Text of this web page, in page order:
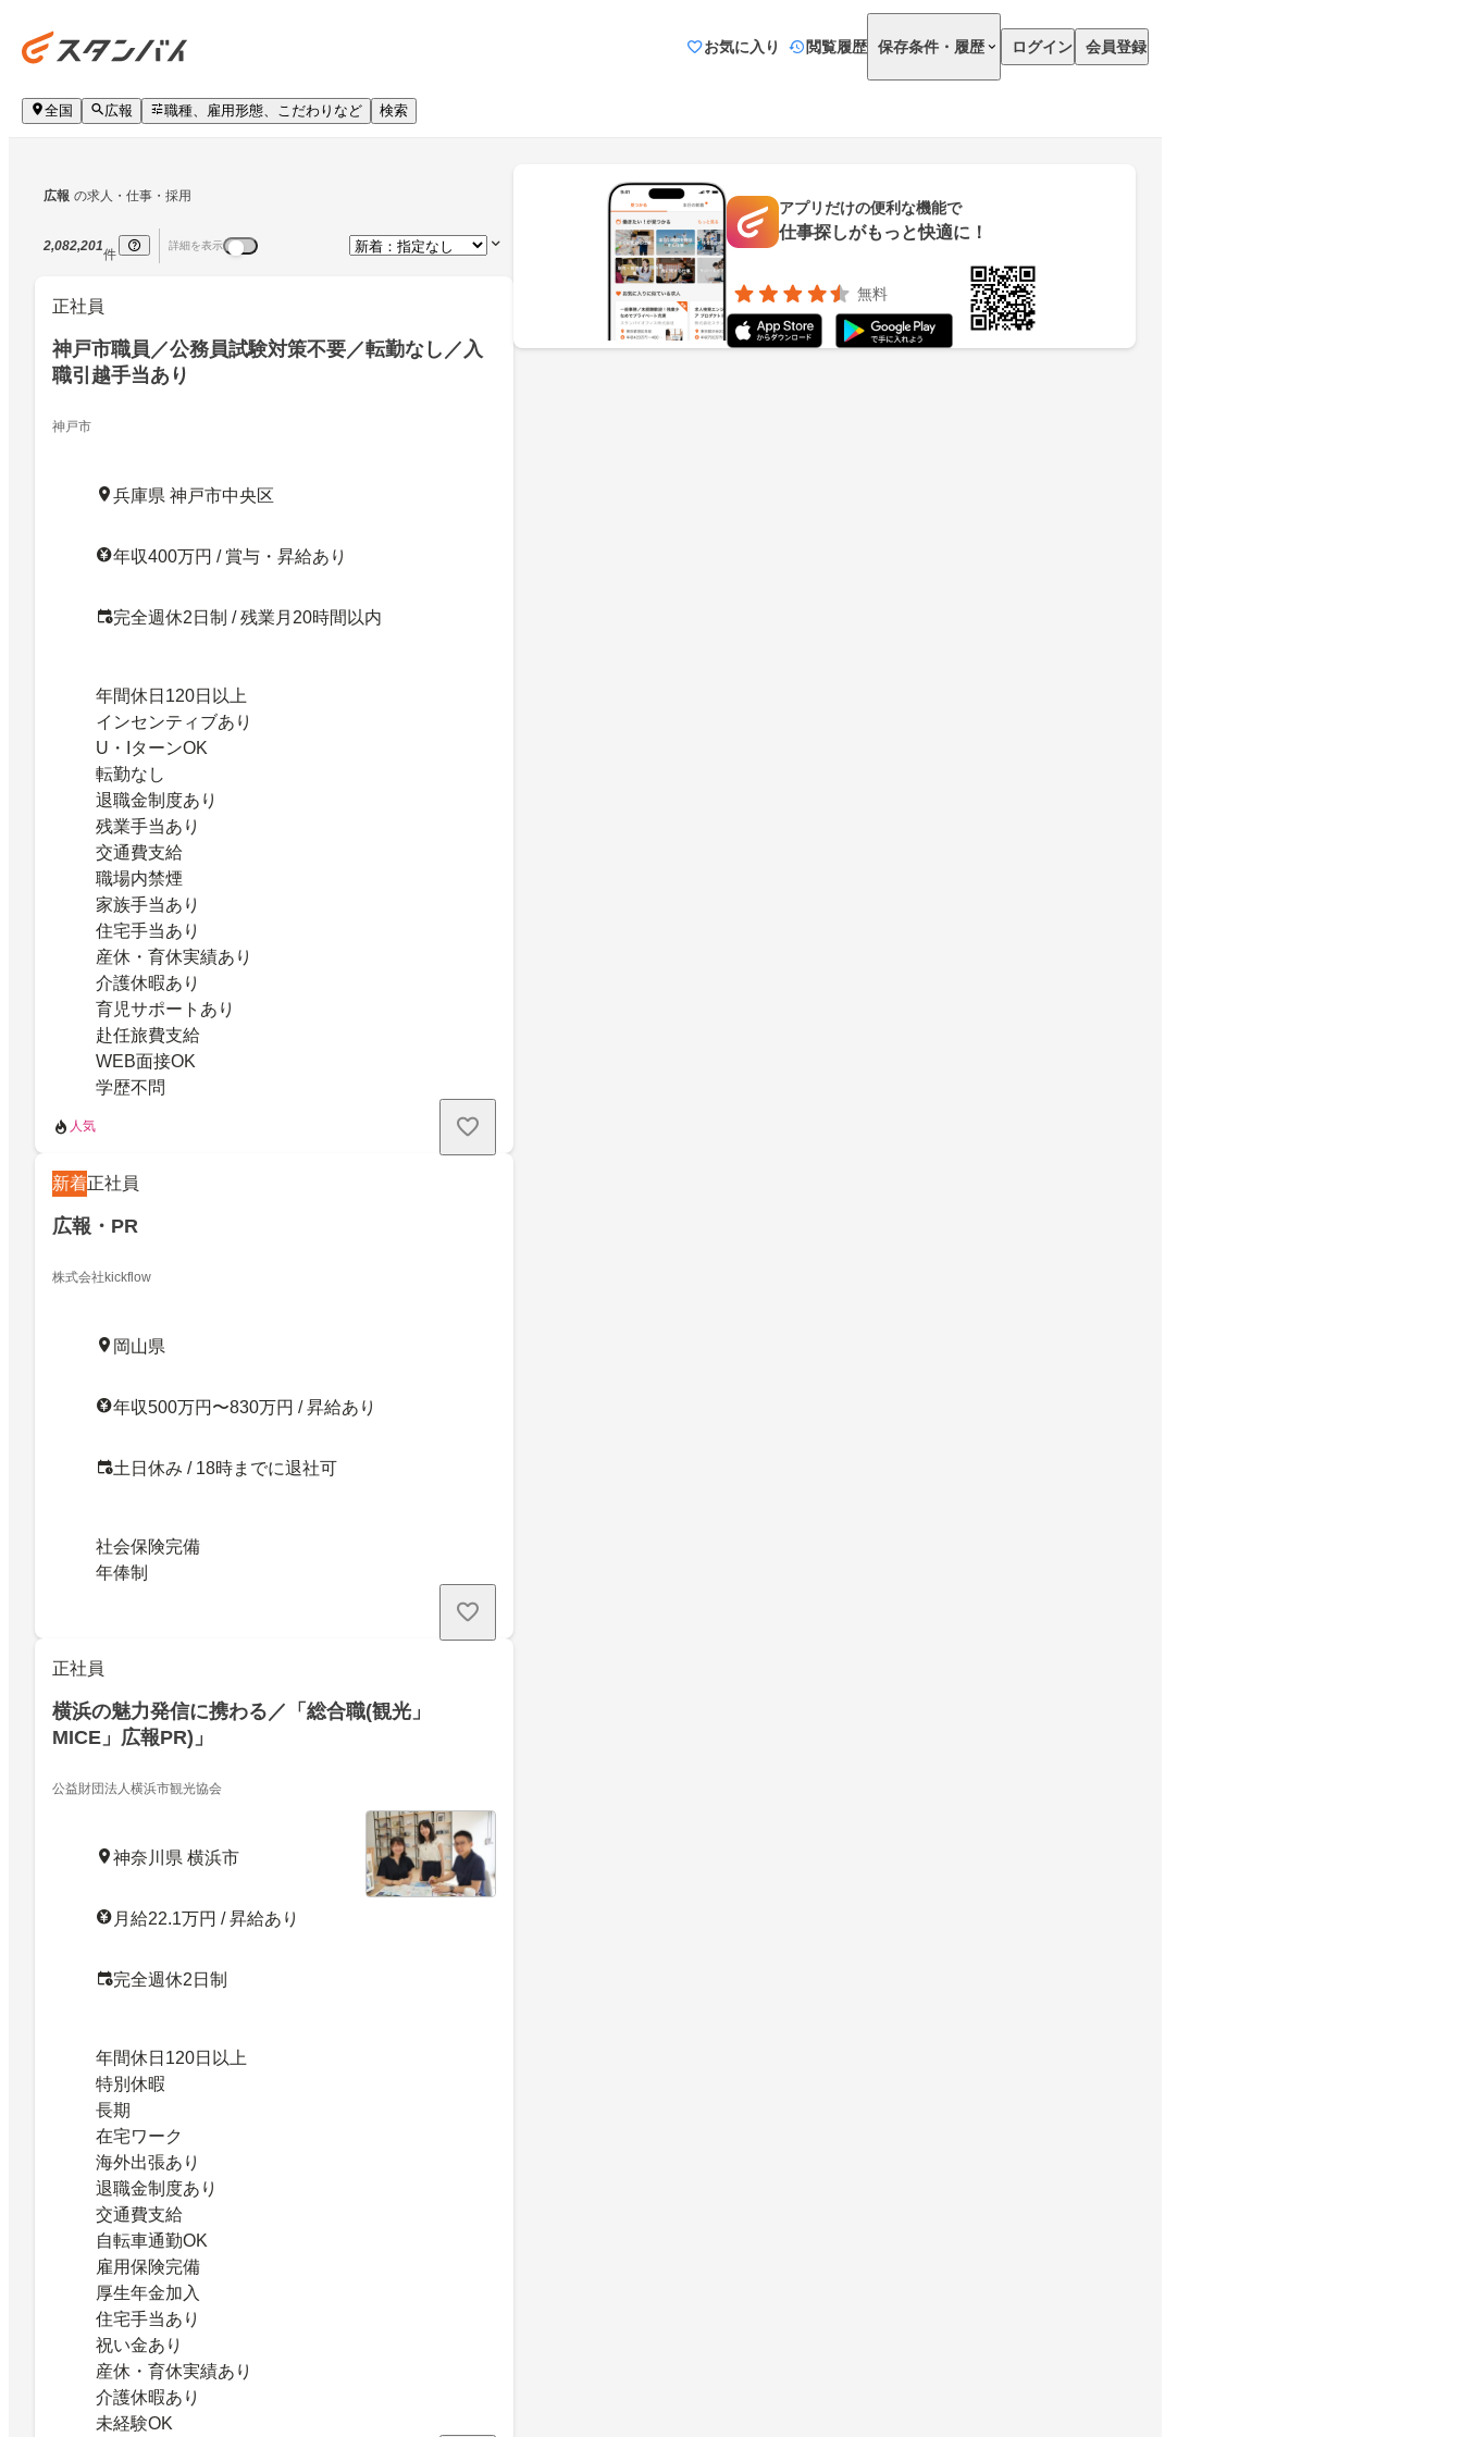
お気に入り 閲覧履歴 保存条件・履歴 ログイン 会員登録
全国 広報 職種、雇用形態、こだわりなど 検索
広報 の求人・仕事・採用
2,082,201
件
詳細を表示
正社員
神戸市職員／公務員試験対策不要／転勤なし／入
職引越手当あり
神戸市
兵庫県 神戸市中央区
年収400万円 / 賞与・昇給あり
完全週休2日制 / 残業月20時間以内
年間休日120日以上
インセンティブあり
U・IターンOK
転勤なし
退職金制度あり
残業手当あり
交通費支給
職場内禁煙
家族手当あり
住宅手当あり
産休・育休実績あり
介護休暇あり
育児サポートあり
赴任旅費支給
WEB面接OK
学歴不問
人気
新着正社員
広報・PR
株式会社kickflow
岡山県
年収500万円〜830万円 / 昇給あり
土日休み / 18時までに退社可
社会保険完備
年俸制
正社員
横浜の魅力発信に携わる／「総合職(観光」
MICE」広報PR)」
公益財団法人横浜市観光協会
神奈川県 横浜市
月給22.1万円 / 昇給あり
完全週休2日制
年間休日120日以上
特別休暇
長期
在宅ワーク
海外出張あり
退職金制度あり
交通費支給
自転車通勤OK
雇用保険完備
厚生年金加入
住宅手当あり
祝い金あり
産休・育休実績あり
介護休暇あり
未経験OK
アプリだけの便利な機能で
仕事探しがもっと快適に！
無料